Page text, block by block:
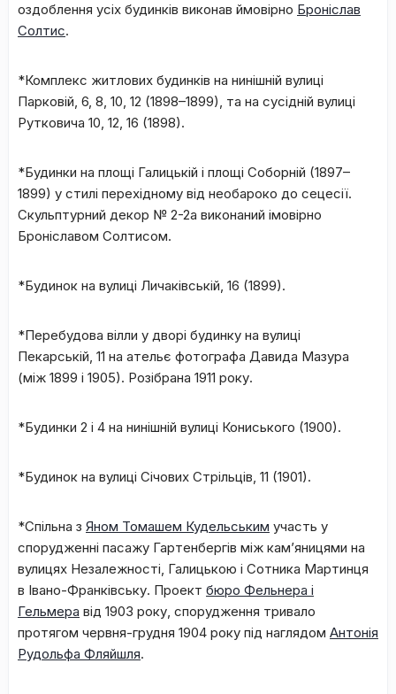
оздоблення усіх будинків виконав ймовірно Броніслав
Солтис.
*Комплекс житлових будинків на нинішній вулиці
Парковій, 6, 8, 10, 12 (1898–1899), та на сусідній вулиці
Рутковича 10, 12, 16 (1898).
*Будинки на площі Галицькій і площі Соборній (1897–
1899) у стилі перехідному від необароко до сецесії.
Скульптурний декор № 2-2а виконаний імовірно
Броніславом Солтисом.
*Будинок на вулиці Личаківській, 16 (1899).
*Перебудова вілли у дворі будинку на вулиці
Пекарській, 11 на ательє фотографа Давида Мазура
(між 1899 і 1905). Розібрана 1911 року.
*Будинки 2 і 4 на нинішній вулиці Кониського (1900).
*Будинок на вулиці Січових Стрільців, 11 (1901).
*Спільна з Яном Томашем Кудельським участь у
спорудженні пасажу Гартенбергів між кам’яницями на
вулицях Незалежності, Галицькою і Сотника Мартинця
в Івано-Франківську. Проект бюро Фельнера і
Гельмера від 1903 року, спорудження тривало
протягом червня-грудня 1904 року під наглядом Антонія
Рудольфа Фляйшля.